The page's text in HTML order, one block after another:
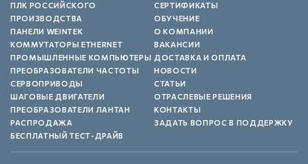
ПЛК РОССИЙСКОГО
ПРОИЗВОДСТВА
ПАНЕЛИ WEINTEK
КОММУТАТОРЫ ETHERNET
ПРОМЫШЛЕННЫЕ КОМПЬЮТЕРЫ
ПРЕОБРАЗОВАТЕЛИ ЧАСТОТЫ
СЕРВОПРИВОДЫ
ШАГОВЫЕ ДВИГАТЕЛИ
ПРЕОБРАЗОВАТЕЛИ ЛАНТАН
РАСПРОДАЖА
БЕСПЛАТНЫЙ ТЕСТ-ДРАЙВ
СЕРТИФИКАТЫ
ОБУЧЕНИЕ
О КОМПАНИИ
ВАКАНСИИ
ДОСТАВКА И ОПЛАТА
НОВОСТИ
СТАТЬИ
ОТРАСЛЕВЫЕ РЕШЕНИЯ
КОНТАКТЫ
ЗАДАТЬ ВОПРОС В ПОДДЕРЖКУ